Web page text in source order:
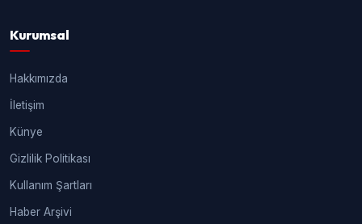
Kurumsal
Hakkımızda
İletişim
Künye
Gizlilik Politikası
Kullanım Şartları
Haber Arşivi